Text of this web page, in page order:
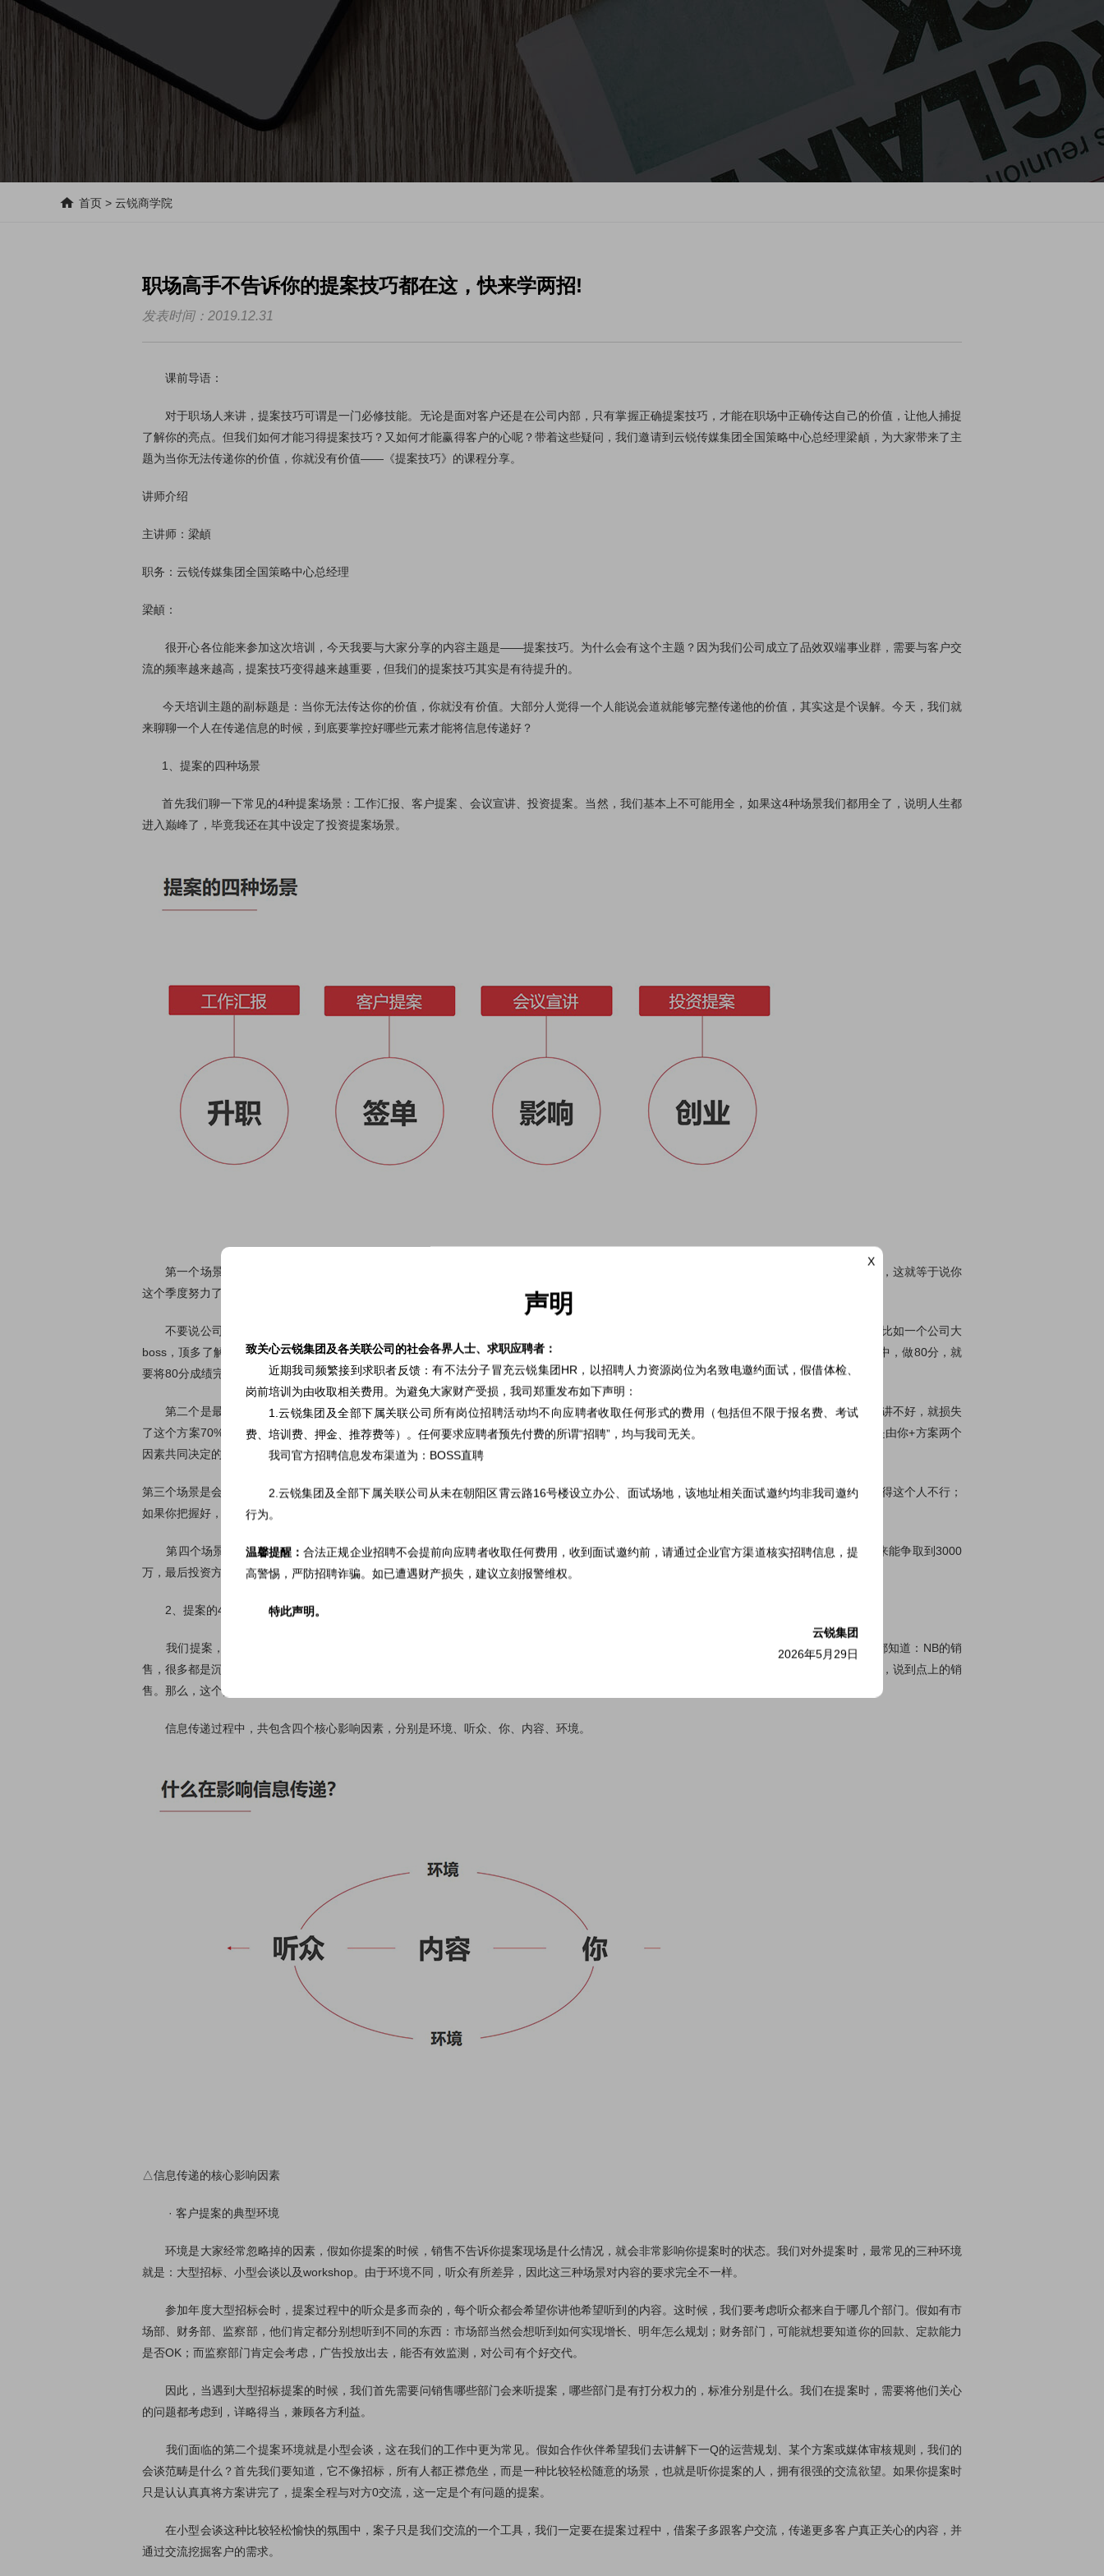
X
声明
致关心云锐集团及各关联公司的社会各界人士、求职应聘者：
近期我司频繁接到求职者反馈：有不法分子冒充云锐集团HR，以招聘人力资源岗位为名致电邀约面试，假借体检、
岗前培训为由收取相关费用。为避免大家财产受损，我司郑重发布如下声明：
1.云锐集团及全部下属关联公司所有岗位招聘活动均不向应聘者收取任何形式的费用（包括但不限于报名费、考试
费、培训费、押金、推荐费等）。任何要求应聘者预先付费的所谓“招聘”，均与我司无关。
我司官方招聘信息发布渠道为：BOSS直聘
2.云锐集团及全部下属关联公司从未在朝阳区霄云路16号楼设立办公、面试场地，该地址相关面试邀约均非我司邀约
行为。
温馨提醒：合法正规企业招聘不会提前向应聘者收取任何费用，收到面试邀约前，请通过企业官方渠道核实招聘信息，提
高警惕，严防招聘诈骗。如已遭遇财产损失，建议立刻报警维权。
特此声明。
云锐集团
2026年5月29日
首页 > 云锐商学院
职场高手不告诉你的提案技巧都在这，快来学两招!
发表时间：2019.12.31
课前导语：
对于职场人来讲，提案技巧可谓是一门必修技能。无论是面对客户还是在公司内部，只有掌握正确提案技巧，才能在职场中正确传达自己的价值，让他人捕捉
了解你的亮点。但我们如何才能习得提案技巧？又如何才能赢得客户的心呢？带着这些疑问，我们邀请到云锐传媒集团全国策略中心总经理梁頔，为大家带来了主
题为当你无法传递你的价值，你就没有价值——《提案技巧》的课程分享。
讲师介绍
主讲师：梁頔
职务：云锐传媒集团全国策略中心总经理
梁頔：
很开心各位能来参加这次培训，今天我要与大家分享的内容主题是——提案技巧。为什么会有这个主题？因为我们公司成立了品效双端事业群，需要与客户交
流的频率越来越高，提案技巧变得越来越重要，但我们的提案技巧其实是有待提升的。
今天培训主题的副标题是：当你无法传达你的价值，你就没有价值。大部分人觉得一个人能说会道就能够完整传递他的价值，其实这是个误解。今天，我们就
来聊聊一个人在传递信息的时候，到底要掌控好哪些元素才能将信息传递好？
1、提案的四种场景
首先我们聊一下常见的4种提案场景：工作汇报、客户提案、会议宣讲、投资提案。当然，我们基本上不可能用全，如果这4种场景我们都用全了，说明人生都
进入巅峰了，毕竟我还在其中设定了投资提案场景。
第一个场景是内部的工作汇报。我经常跟自己部门的下属讲：不要这一季度你干了很多活，最后进行季度和年终部门总结时，提案提得很差劲，这就等于说你
这个季度努力了120分，最后却只留下20分。这样最大的恶果就是：你明明做了很多东西，却把自己做的东西亲手抹杀掉了。
不要说公司应该以事实为基础去考量个人的工作能力和成绩，因为在公司里，你所做的事情，你的上司可能知道，但上司的上司是不知道的。比如一个公司大
boss，顶多了解到公司的VP在干嘛，他是不可能了解到每个员工所有的工作情况的。希望大家重视这个问题，只有将提案用在每一次的工作汇报中，做80分，就
要将80分成绩完整表达出来，才更有可能升职加薪。
第二个是最常见的场景——客户提案。客户最重要的影响结果就是签单与否。我曾对内部的伙伴们讲：如果你做了一个很漂亮的方案，提案时讲不好，就损失
了这个方案70%的价值，这是一个很真实的数据。大家要记住：每次去提案的时候，你是和方案一起去的，而不是你去转述这个方案，成功与否是由你+方案两个
因素共同决定的。
第三个场景是会议宣讲，它是展现个人影响力很重要的标志。假如有一天你成为公司高管，需要去大型会议上提案，如果你没有把握好，别人会觉得这个人不行；
如果你把握好，别人就会觉得“这个人真厉害”。
第四个场景是投资提案。假如未来有一天，我们有机会出去创业，需要面对投资人讲解创业项目时，如果提案不理想，会出现什么情况？本来能争取到3000
万，最后投资方只给了200万。除了这四个场景，提案还会出现在我们很多个人生阶段，因此希望大家日常就将这个事情重视起来。
2、提案的4个核心影响因素
我们提案，想要将内容表达清楚，有哪几个最重要的相关因素呢？前面提到，并非是越能说会道，传递信息的能力就越高。做过销售的同学都知道：NB的销
售，很多都是沉默寡言的类型。曾经有本书叫《闭上你的鸟嘴》，讲的就是客户其实也特别讨厌总是长篇大论的销售，而更青睐在信息传递过程中，说到点上的销
售。那么，这个点到底应该怎么踩？
信息传递过程中，共包含四个核心影响因素，分别是环境、听众、你、内容、环境。
△信息传递的核心影响因素
· 客户提案的典型环境
环境是大家经常忽略掉的因素，假如你提案的时候，销售不告诉你提案现场是什么情况，就会非常影响你提案时的状态。我们对外提案时，最常见的三种环境
就是：大型招标、小型会谈以及workshop。由于环境不同，听众有所差异，因此这三种场景对内容的要求完全不一样。
参加年度大型招标会时，提案过程中的听众是多而杂的，每个听众都会希望你讲他希望听到的内容。这时候，我们要考虑听众都来自于哪几个部门。假如有市
场部、财务部、监察部，他们肯定都分别想听到不同的东西：市场部当然会想听到如何实现增长、明年怎么规划；财务部门，可能就想要知道你的回款、定款能力
是否OK；而监察部门肯定会考虑，广告投放出去，能否有效监测，对公司有个好交代。
因此，当遇到大型招标提案的时候，我们首先需要问销售哪些部门会来听提案，哪些部门是有打分权力的，标准分别是什么。我们在提案时，需要将他们关心
的问题都考虑到，详略得当，兼顾各方利益。
我们面临的第二个提案环境就是小型会谈，这在我们的工作中更为常见。假如合作伙伴希望我们去讲解下一Q的运营规划、某个方案或媒体审核规则，我们的
会谈范畴是什么？首先我们要知道，它不像招标，所有人都正襟危坐，而是一种比较轻松随意的场景，也就是听你提案的人，拥有很强的交流欲望。如果你提案时
只是认认真真将方案讲完了，提案全程与对方0交流，这一定是个有问题的提案。
在小型会谈这种比较轻松愉快的氛围中，案子只是我们交流的一个工具，我们一定要在提案过程中，借案子多跟客户交流，传递更多客户真正关心的内容，并
通过交流挖掘客户的需求。